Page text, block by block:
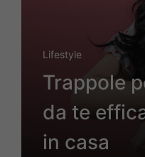
Lifestyle
Trappole
da te
in casa